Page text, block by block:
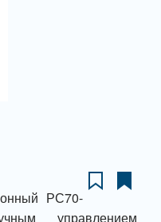
РС70-
управлением